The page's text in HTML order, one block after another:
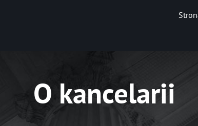
gtag('js', new Date()); gtag('config',
O kancelarii